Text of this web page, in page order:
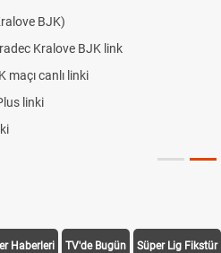
BJK)
Kralove BJK link
canlı linki
linki
Haberleri TV'de Bugün Süper Lig Fikstür